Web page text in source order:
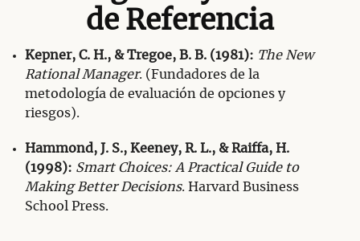
de Referencia
Kepner, C. H., & Tregoe, B. B. (1981): The New
Rational Manager. (Fundadores de la
metodología de evaluación de opciones y
riesgos).
Hammond, J. S., Keeney, R. L., & Raiffa, H.
(1998): Smart Choices: A Practical Guide to
Making Better Decisions. Harvard Business
School Press.